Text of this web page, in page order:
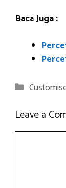
Baca Juga :
Categories
Leave a